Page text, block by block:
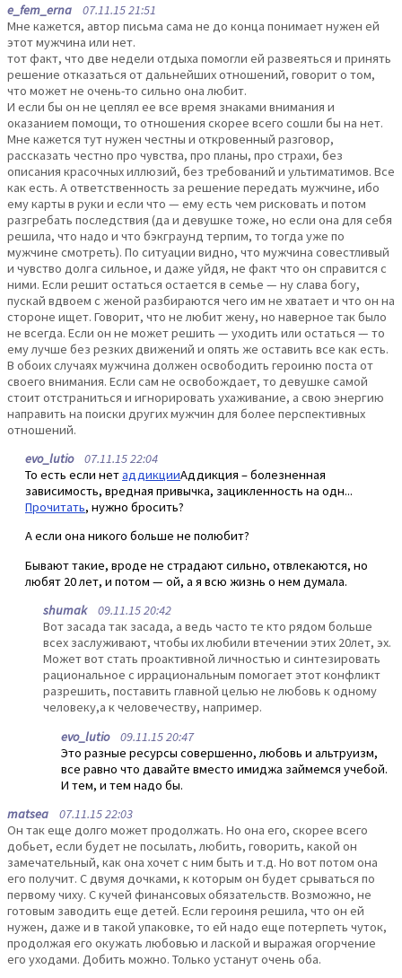
e_fem_erna 07.11.15 21:51
Мне кажется, автор письма сама не до конца понимает нужен ей
этот мужчина или нет.
тот факт, что две недели отдыха помогли ей развеяться и принять
решение отказаться от дальнейших отношений, говорит о том,
что может не очень-то сильно она любит.
И если бы он не цеплял ее все время знаками внимания и
оказанием помощи, то отношения скорее всего сошли бы на нет.
Мне кажется тут нужен честны и откровенный разговор,
рассказать честно про чувства, про планы, про страхи, без
описания красочных иллюзий, без требований и ультиматимов. Все
как есть. А ответственность за решение передать мужчине, ибо
ему карты в руки и если что — ему есть чем рисковать и потом
разгребать последствия (да и девушке тоже, но если она для себя
решила, что надо и что бэкграунд терпим, то тогда уже по
мужчине смотреть). По ситуации видно, что мужчина совестливый
и чувство долга сильное, и даже уйдя, не факт что он справится с
ними. Если решит остаться остается в семье — ну слава богу,
пускай вдвоем с женой разбираются чего им не хватает и что он на
стороне ищет. Говорит, что не любит жену, но наверное так было
не всегда. Если он не может решить — уходить или остаться — то
ему лучше без резких движений и опять же оставить все как есть.
В обоих случаях мужчина должен освободить героиню поста от
своего внимания. Если сам не освобождает, то девушке самой
стоит отстраниться и игнорировать ухаживание, а свою энергию
направить на поиски других мужчин для более перспективных
отношений.
evo_lutio07.11.15 22:04
То есть если нетаддикцииАддикция – болезненная
зависимость, вредная привычка, зацикленность на одн...
Прочитать, нужно бросить?
А если она никого больше не полюбит?
Бывают такие, вроде не страдают сильно, отвлекаются, но
любят 20 лет, и потом — ой, а я всю жизнь о нем думала.
shumak09.11.15 20:42
Вот засада так засада, а ведь часто те кто рядом больше
всех заслуживают, чтобы их любили втечении этих 20лет, эх.
Может вот стать проактивной личностью и синтезировать
рациональное с иррациональным помогает этот конфликт
разрешить, поставить главной целью не любовь к одному
человеку,а к человечеству, например.
evo_lutio09.11.15 20:47
Это разные ресурсы совершенно, любовь и альтруизм,
все равно что давайте вместо имиджа займемся учебой.
И тем, и тем надо бы.
matsea 07.11.15 22:03
Он так еще долго может продолжать. Но она его, скорее всего
добьет, если будет не посылать, любить, говорить, какой он
замечательный, как она хочет с ним быть и т.д. Но вот потом она
его получит. С двумя дочками, к которым он будет срываться по
первому чиху. С кучей финансовых обязательств. Возможно, не
готовым заводить еще детей. Если героиня решила, что он ей
нужен, даже и в такой упаковке, то ей надо еще потерпеть чуток,
продолжая его окужать любовью и лаской и выражая огорчение
его уходами. Добить можно. Только устанут очень оба.